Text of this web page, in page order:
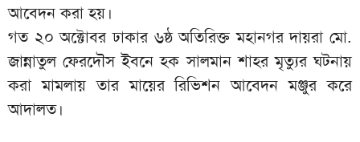
আবেদন করা হয়।
‎গত ২০ অক্টোবর ঢাকার ৬ষ্ঠ অতিরিক্ত মহানগর দায়রা মো.
জান্নাতুল ফেরদৌস ইবনে হক সালমান শাহর মৃত্যুর ঘটনায়
করা মামলায় তার মায়ের রিভিশন আবেদন মঞ্জুর করে
আদালত।